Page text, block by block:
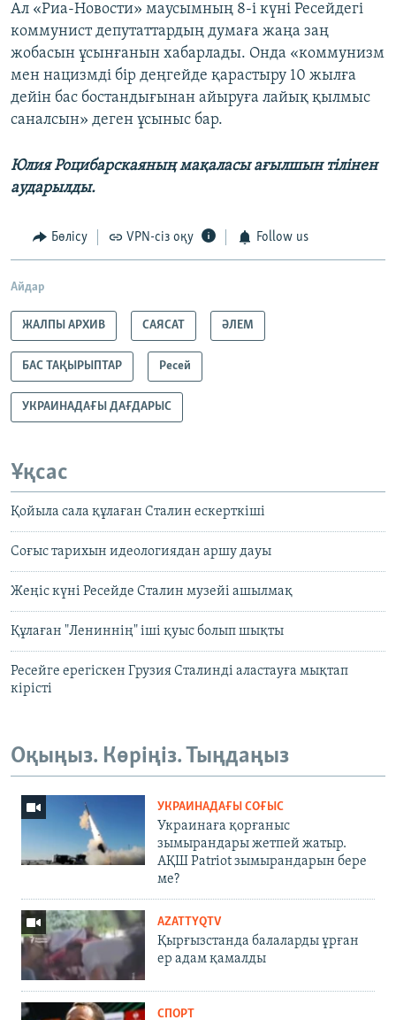
Ал «Риа-Новости» маусымның 8-і күні Ресейдегі
коммунист депутаттардың думаға жаңа заң
жобасын ұсынғанын хабарлады. Онда «коммунизм
мен нацизмді бір деңгейде қарастыру 10 жылға
дейін бас бостандығынан айыруға лайық қылмыс
саналсын» деген ұсыныс бар.
Юлия Роцибарскаяның мақаласы ағылшын тілінен
аударылды.
Бөлісу VPN-сіз оқу Follow us
Айдар
ЖАЛПЫ АРХИВ САЯСАТ ӘЛЕМ
БАС ТАҚЫРЫПТАР Ресей
УКРАИНАДАҒЫ ДАҒДАРЫС
Ұқсас
Қойыла сала құлаған Сталин ескерткіші
Cоғыс тарихын идеологиядан аршу дауы
Жеңіс күні Ресейде Сталин музейі ашылмақ
Құлаған "Лениннің" іші қуыс болып шықты
Ресейге ерегіскен Грузия Сталинді аластауға мықтап
кірісті
Оқыңыз. Көріңіз. Тыңдаңыз
УКРАИНАДАҒЫ СОҒЫС
Украинаға қорғаныс
зымырандары жетпей жатыр.
АҚШ Patriot зымырандарын бере
ме?
AZATTYQTV
Қырғызстанда балаларды ұрған
ер адам қамалды
СПОРТ